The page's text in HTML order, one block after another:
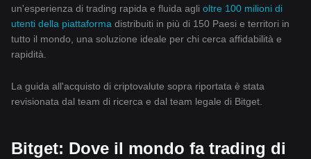
un'esperienza di trading rapida e fluida agli oltre 100 milioni di
utenti della piattaforma distribuiti in più di 150 Paesi e territori in
tutto il mondo, una soluzione ideale per chi cerca affidabilità e
rapidità.
La guida all'acquisto di criptovalute sopra riportata è stata
revisionata dal team di ricerca e dal team legale di Bitget.
Bitget: Dove il mondo fa trading di